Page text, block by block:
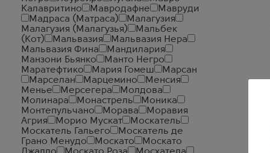
Калавритино
Мавродафне
Мавруди
Мадраса (Матраса)
Малагузия
Малагузия (Малагузья)
Мальбек
(Кот)
Мальвазия
Мальвазия Нера
Мальвазия Фина
Мандилария
Манзони Бьянко
Манто Негро
Маратефтико
Мария Гомеш
Марсан
Марселан
Марцемино
Менсия
Менье
Мерсегера
Молдова
Молинара
Монастрель
Моника
Монтепульчано
Морава
Моравия
Агрия
Морио Мускат
Москатель
Москатель Гальего
Москатель де
Грано Менудо
Москато
Москато